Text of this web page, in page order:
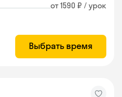
от 1590 ₽ / урок
Выбрать время